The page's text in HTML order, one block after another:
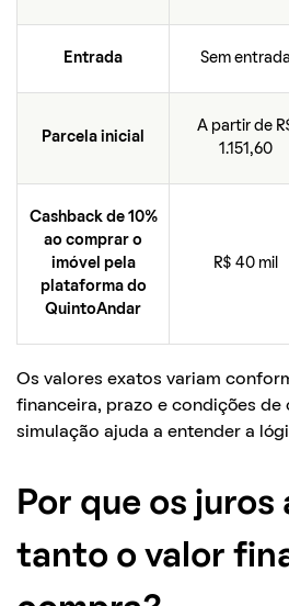
Entrada Sem entrada
Parcela inicial
A partir de
1.151,60
Cashback de 10%
ao comprar o
imóvel pela
plataforma do
QuintoAndar
R$ 40 mil
Os valores exatos variam
financeira, prazo e condições de
simulação ajuda a entender a
Por que os juros
tanto o valor